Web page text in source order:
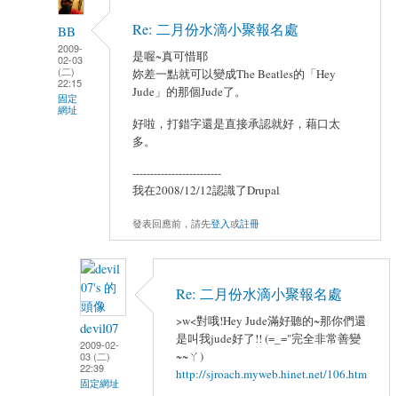
BB
2009-
02-03
(二)
22:15
固定
網址
Re: 二月份水滴小聚報名處
是喔~真可惜耶
妳差一點就可以變成The Beatles的「Hey
Jude」的那個Jude了。
好啦，打錯字還是直接承認就好，藉口太
多。
-------------------------
我在2008/12/12認識了Drupal
發表回應前，請先登入或註冊
devil07
2009-02-
03 (二)
22:39
固定網址
Re: 二月份水滴小聚報名處
>w<對哦!Hey Jude滿好聽的~那你們還
是叫我jude好了!! (=_="完全非常善變
~~ㄚ)
http://sjroach.myweb.hinet.net/106.htm